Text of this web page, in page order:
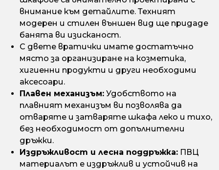
внимание към детайлите. Техният
модерен и стилен външен вид ще придаде
банята ви изисканост.
С двете вратички имате достатъчно
място за организиране на козметика,
хигиенни продукти и други необходими
аксесоари.
Плавен механизъм: Удобството на
плавният механизъм ви позволява да
отваряте и затваряте шкафа леко и тихо,
без необходимост от допълнителни
дръжки.
Издръжливост и лесна поддръжка: ПВЦ
материалът е издръжлив и устойчив на